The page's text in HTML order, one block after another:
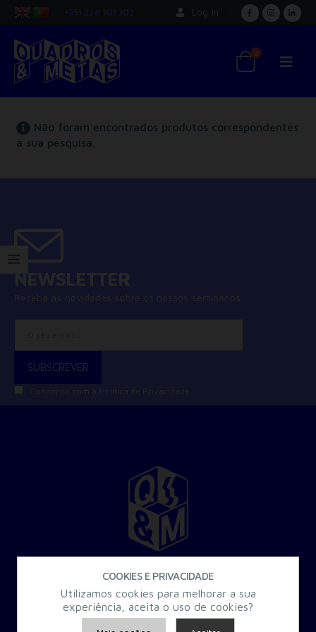
+351 228 301 302 Log In
0
Não foram encontrados produtos correspondentes
à sua pesquisa.
30 Anos a criar Formação Especializada para a Administração
COOKIES E PRIVACIDADE
Utilizamos cookies para melhorar a sua
experiência, aceita o uso de cookies?